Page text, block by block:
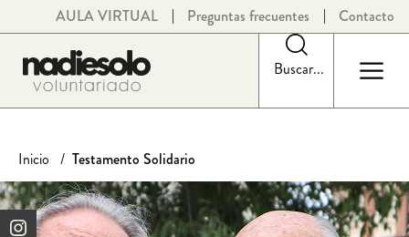
al
contenido
AULA VIRTUAL Preguntas frecuentes Contacto
Buscar...
Inicio Testamento Solidario